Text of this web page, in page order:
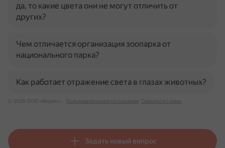
да, то какие цвета они не могут отличить от
других?
Чем отличается организация зоопарка от
национального парка?
Как работает отражение света в глазах животных?
© 2026 ООО «Яндекс» Пользовательское соглашение Связаться с нами
Задать новый вопрос